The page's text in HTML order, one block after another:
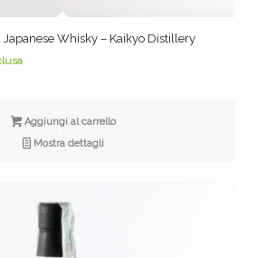
Whisky – Kaikyo Distillery
Aggiungi al carrello
Mostra dettagli